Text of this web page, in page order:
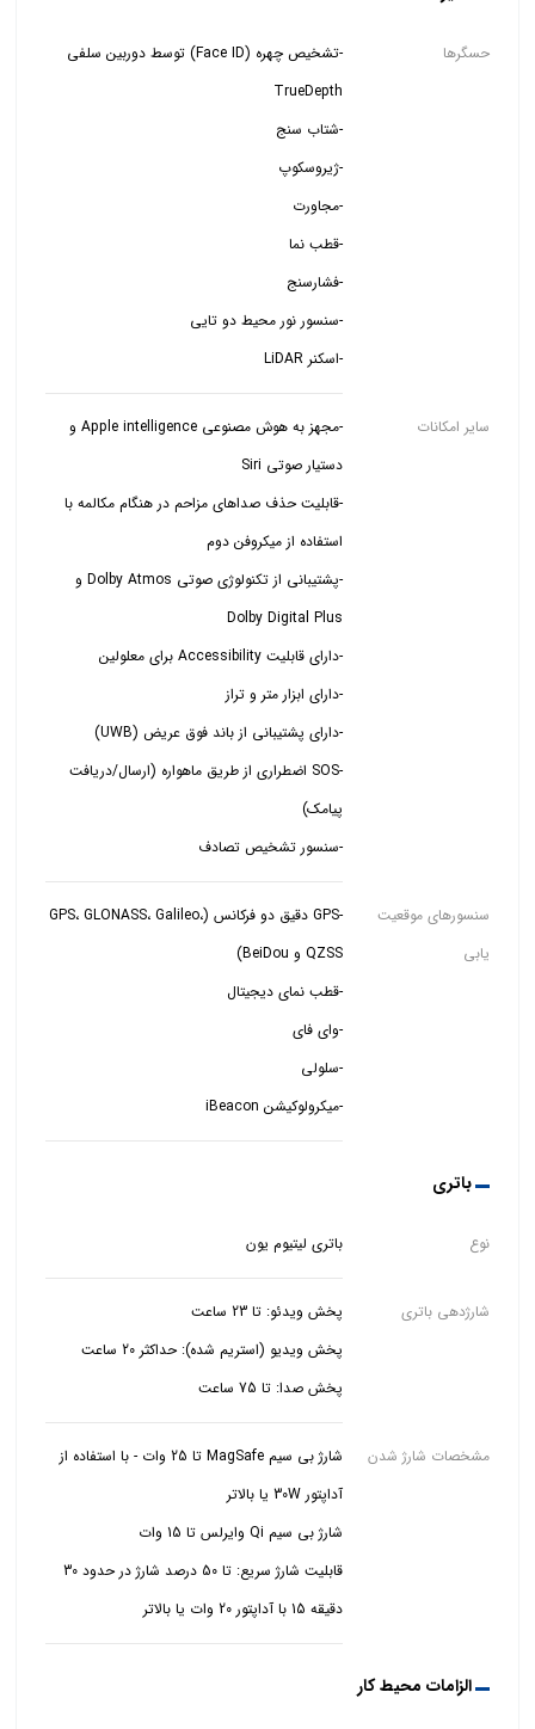
حسگرها
-تشخیص چهره (Face ID) توسط دوربین سلفی
-قطب نما
-اسکنر LiDAR
سایر امکانات
-مجهز به هوش مصنوعی Apple intelligence و
-قابلیت حذف صداهای مزاحم در هنگام مکالمه با
استفاده از میکروفن دوم
-پشتیبانی از تکنولوژی صوتی Dolby Atmos و
Dolby Digital Plus
-دارای قابلیت Accessibility برای معلولین
-دارای ابزار متر و تراز
-دارای پشتیبانی از باند فوق عریض (UWB)
-SOS اضطراری از طریق ماهواره (ارسال/دریافت
پیامک)
-سنسور تشخیص تصادف
سنسورهای موقعیت
یابی
-GPS دقیق دو فرکانس (GPS، GLONASS، Galileo،
QZSS و BeiDou)
-وای فای
-میکرولوکیشن iBeacon
باتری
نوع باتری لیتیوم یون
شارژدهی باتری
پخش ویدئو: تا 23 ساعت
پخش ویدیو (استریم شده): حداکثر 20 ساعت
پخش صدا: تا 75 ساعت
مشخصات شارژ شدن
شارژ بی سیم MagSafe تا 25 وات - با استفاده از
آداپتور 30W یا بالاتر
قابلیت شارژ سریع: تا 50 درصد شارژ در حدود 30
دقیقه 15 با آداپتور 20 وات یا بالاتر
الزامات محیط کار